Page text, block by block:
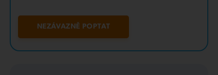
NEZÁVAZNĚ POPTAT